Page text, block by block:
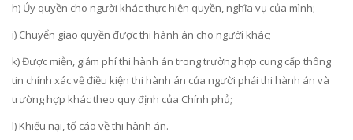
h) Ủy quyền cho người khác thực hiện quyền, nghĩa vụ của mình;
i) Chuyển giao quyền được thi hành án cho người khác;
k) Được miễn, giảm phí thi hành án trong trường hợp cung cấp thông
tin chính xác về điều kiện thi hành án của người phải thi hành án và
trường hợp khác theo quy định của Chính phủ;
l) Khiếu nại, tố cáo về thi hành án.